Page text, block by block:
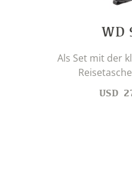
WD
Als Set mit der
USD